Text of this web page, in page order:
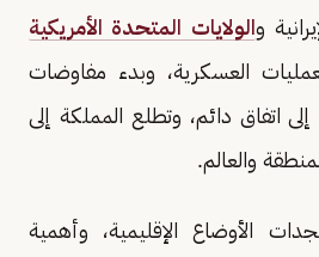
والولايات المتحدة الأمريكية
العسكرية، وبدء مفاوضات
اتفاق دائم، وتطلع المملكة إلى
والعالم.
الأوضاع الإقليمية، وأهمية